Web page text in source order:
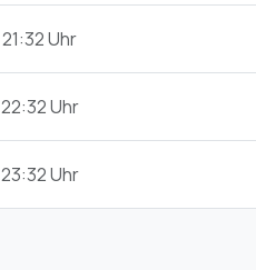
21:32 Uhr
22:32 Uhr
23:32 Uhr